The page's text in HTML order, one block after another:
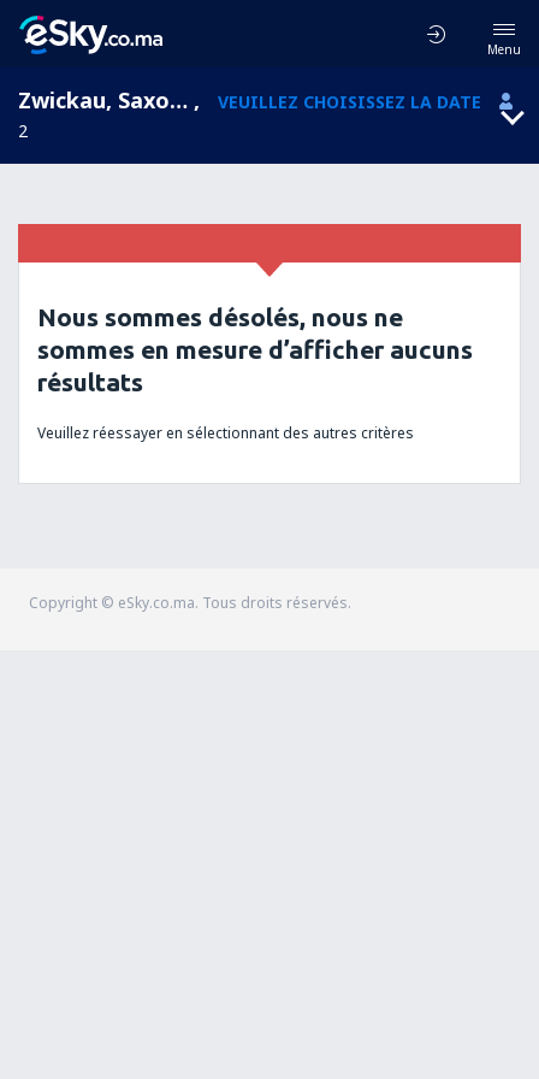
Menu
Zwickau, Saxony, Allemagne ,
VEUILLEZ CHOISISSEZ LA DATE
2
Nous sommes désolés, nous ne
sommes en mesure d’afficher aucuns
résultats
Veuillez réessayer en sélectionnant des autres critères
Copyright © eSky.co.ma. Tous droits réservés.